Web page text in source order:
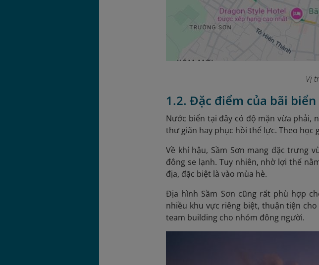
Vị
1.2. Đặc điểm của bãi biển
Nước biển tại đây có độ mặn vừa phải,
thư giãn hay phục hồi thể lực. Theo học
Về khí hậu, Sầm Sơn mang đặc trưng
đông se lạnh. Tuy nhiên, nhờ lợi thế
địa, đặc biệt là vào mùa hè.
Địa hình Sầm Sơn cũng rất phù hợp
nhiều khu vực riêng biệt, thuận tiện
team building cho nhóm đông người.